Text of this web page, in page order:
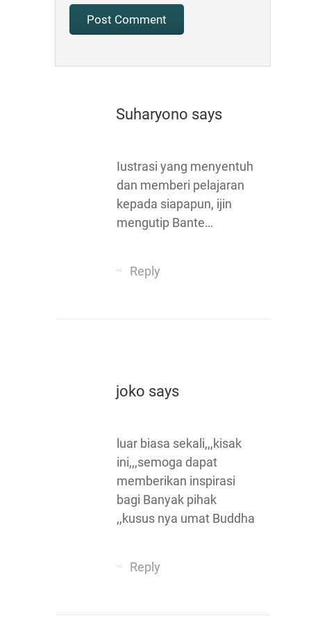
Suharyono says
Iustrasi yang menyentuh
dan memberi pelajaran
kepada siapapun, ijin
mengutip Bante…
Reply
joko says
luar biasa sekali,,,kisak
ini,,,semoga dapat
memberikan inspirasi
bagi Banyak pihak
,,kusus nya umat Buddha
Reply